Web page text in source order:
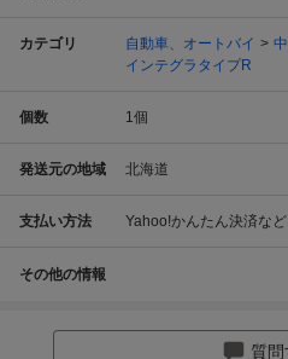
カテゴリ 自動車、オートバイ
インテグラタイプR
個数 1個
発送元の地域 北海道
支払い方法 Yahoo!かんたん決済など
その他の情報
質問